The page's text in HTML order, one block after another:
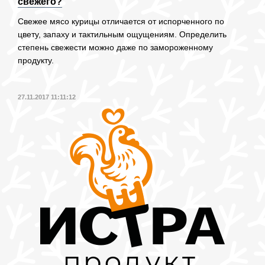
Свежее мясо курицы отличается от испорченного по
цвету, запаху и тактильным ощущениям. Определить
степень свежести можно даже по замороженному
продукту.
27.11.2017 11:11:12